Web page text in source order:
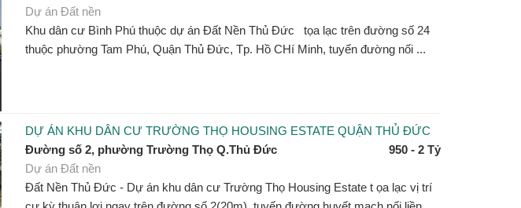
Dự án Đất nền
Khu dân cư Bình Phú thuộc dự án Đất Nền Thủ Đức tọa lạc trên đường số 24
thuộc phường Tam Phú, Quận Thủ Đức, Tp. Hồ CHí Minh, tuyến đường nối ...
DỰ ÁN KHU DÂN CƯ TRƯỜNG THỌ HOUSING ESTATE QUẬN THỦ ĐỨC
Đường số 2, phường Trường Thọ Q.Thủ Đức
950 - 2 Tỷ
Dự án Đất nền
Đất Nền Thủ Đức - Dự án khu dân cư Trường Thọ Housing Estate t ọa lạc vị trí